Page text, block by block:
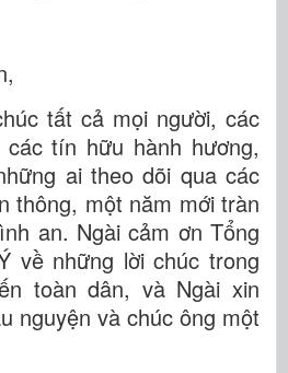
tất cả mọi người, các
tín hữu hành hương,
ai theo dõi qua các
thông, một năm mới tràn
an. Ngài cảm ơn Tổng
về những lời chúc trong
toàn dân, và Ngài xin
nguyện và chúc ông một